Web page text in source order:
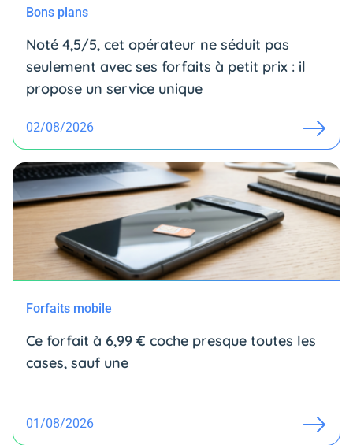
Bons plans
Noté 4,5/5, cet opérateur ne séduit pas
seulement avec ses forfaits à petit prix : il
propose un service unique
02/08/2026
Forfaits mobile
Ce forfait à 6,99 € coche presque toutes les
cases, sauf une
01/08/2026